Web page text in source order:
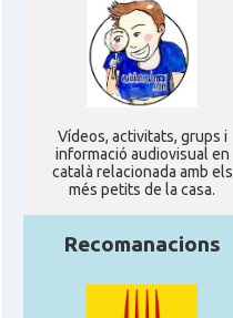
Ví­deos, activitats, grups i
informació audiovisual en
català relacionada amb els
més petits de la casa.
Recomanacions